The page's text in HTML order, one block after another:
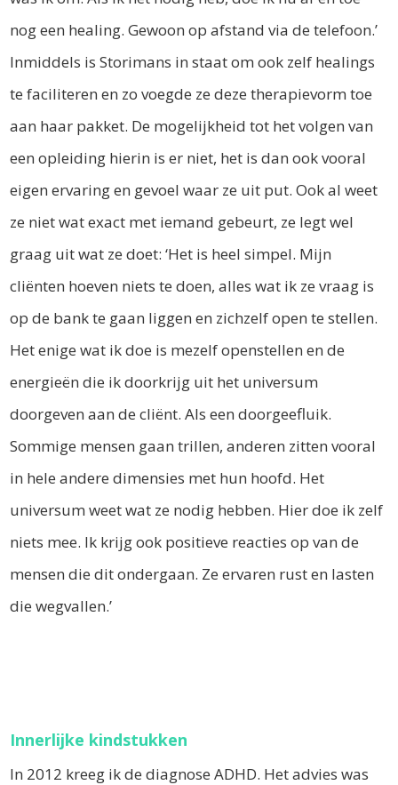
nog een healing. Gewoon op afstand via de telefoon.’
Inmiddels is Storimans in staat om ook zelf healings
te faciliteren en zo voegde ze deze therapievorm toe
aan haar pakket. De mogelijkheid tot het volgen van
een opleiding hierin is er niet, het is dan ook vooral
eigen ervaring en gevoel waar ze uit put. Ook al weet
ze niet wat exact met iemand gebeurt, ze legt wel
graag uit wat ze doet: ‘Het is heel simpel. Mijn
cliënten hoeven niets te doen, alles wat ik ze vraag is
op de bank te gaan liggen en zichzelf open te stellen.
Het enige wat ik doe is mezelf openstellen en de
energieën die ik doorkrijg uit het universum
doorgeven aan de cliënt. Als een doorgeefluik.
Sommige mensen gaan trillen, anderen zitten vooral
in hele andere dimensies met hun hoofd. Het
universum weet wat ze nodig hebben. Hier doe ik zelf
niets mee. Ik krijg ook positieve reacties op van de
mensen die dit ondergaan. Ze ervaren rust en lasten
die wegvallen.’
Innerlijke kindstukken
In 2012 kreeg ik de diagnose ADHD. Het advies was